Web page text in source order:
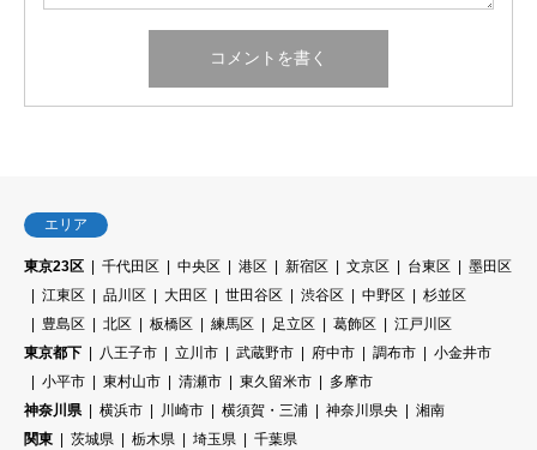
エリア
東京23区 千代田区 中央区 港区 新宿区 文京区 台東区
墨田区
江東区
品川区 大田区 世田谷区 渋谷区 中野区
杉並区
豊島区
北区 板橋区 練馬区 足立区 葛飾区
江戸川区
東京都下
八王子市 立川市 武蔵野市 府中市 調布市
小金井市
小平市
東村山市 清瀬市 東久留米市
多摩市
神奈川県
横浜市 川崎市 横須賀・三浦 神奈川県央
湘南
関東
茨城県 栃木県 埼玉県
千葉県